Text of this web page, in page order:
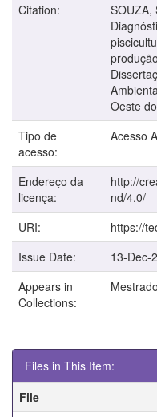
Citation:
SOUZA,
Oeste
Tipo de
acesso:
Acesso
Endereço da
licença:
http://
nd/4.0/
URI:
https://
Issue Date:
13-Dec-
Appears in
Collections:
Files in This Item:
File